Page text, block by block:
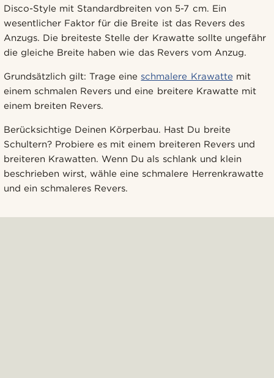
Disco-Style mit Standardbreiten von 5-7 cm. Ein
wesentlicher Faktor für die Breite ist das Revers des
Anzugs. Die breiteste Stelle der Krawatte sollte ungefähr
die gleiche Breite haben wie das Revers vom Anzug.
Grundsätzlich gilt: Trage eine schmalere Krawatte mit
einem schmalen Revers und eine breitere Krawatte mit
einem breiten Revers.
Berücksichtige Deinen Körperbau. Hast Du breite
Schultern? Probiere es mit einem breiteren Revers und
breiteren Krawatten. Wenn Du als schlank und klein
beschrieben wirst, wähle eine schmalere Herrenkrawatte
und ein schmaleres Revers.